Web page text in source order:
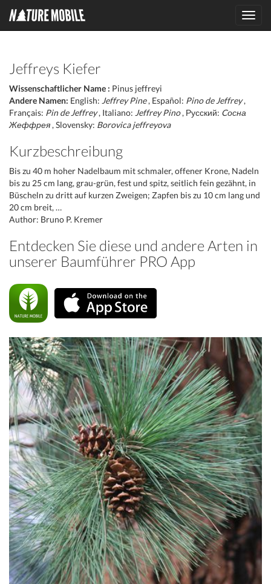
Jeffreys Kiefer
Wissenschaftlicher Name : Pinus jeffreyi
Andere Namen: English: Jeffrey Pine, Español: Pino de Jeffrey,
Français: Pin de Jeffrey, Italiano: Jeffrey Pino, Русский: Cосна
Жеффрея , Slovensky: Borovica jeffreyova
Kurzbeschreibung
Bis zu 40 m hoher Nadelbaum mit schmaler, offener Krone, Nadeln
bis zu 25 cm lang, grau-grün, fest und spitz, seitlich fein gezähnt, in
Büscheln zu dritt auf kurzen Zweigen; Zapfen bis zu 10 cm lang und
20 cm breit, …
Author: Bruno P. Kremer
Entdecken Sie diese und andere Arten in
unserer Baumführer PRO App